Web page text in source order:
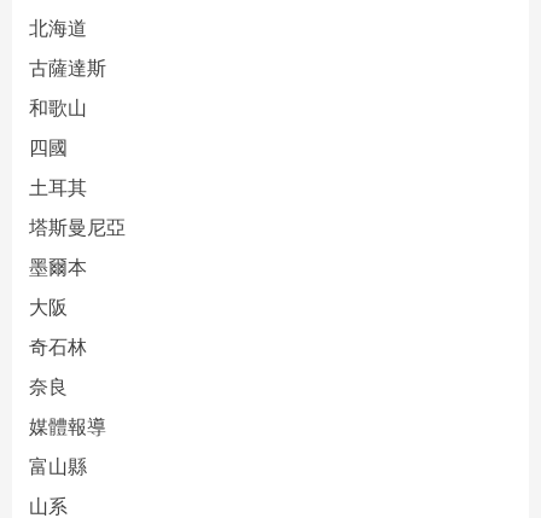
北海道
古薩達斯
和歌山
四國
土耳其
塔斯曼尼亞
墨爾本
大阪
奇石林
奈良
媒體報導
富山縣
山系